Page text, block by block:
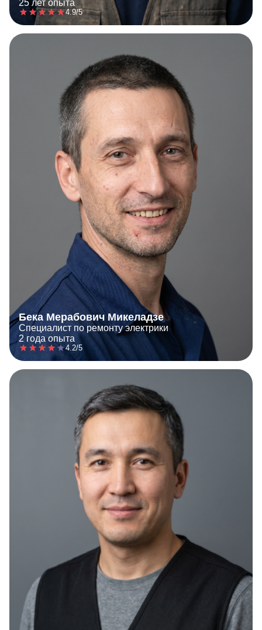
25 лет опыта
4.9/5
Бека Мерабович Микеладзе
Специалист по ремонту электрики
2 года опыта
4.2/5